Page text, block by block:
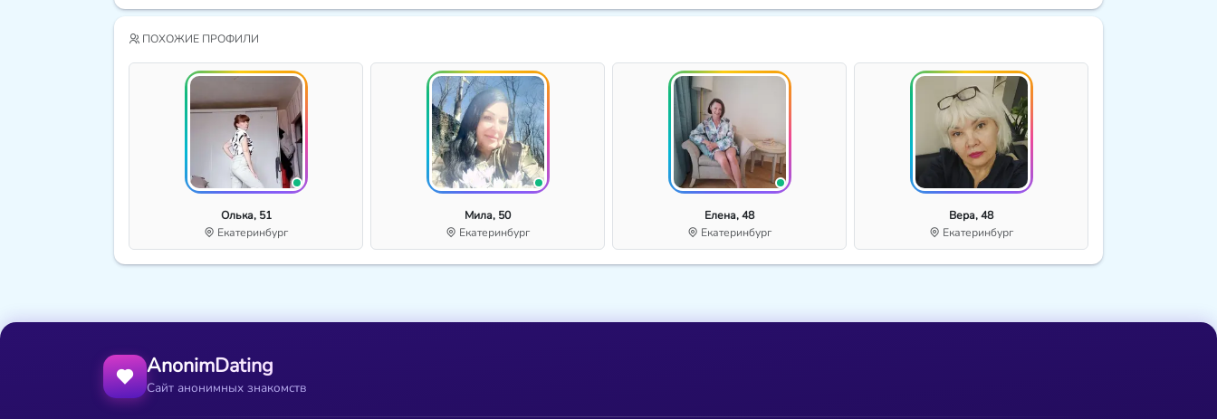
ПОХОЖИЕ ПРОФИЛИ
Олька, 51
Екатеринбург
Мила, 50
Екатеринбург
Елена, 48
Екатеринбург
Вера, 48
Екатеринбург
AnonimDating
Сайт анонимных знакомств